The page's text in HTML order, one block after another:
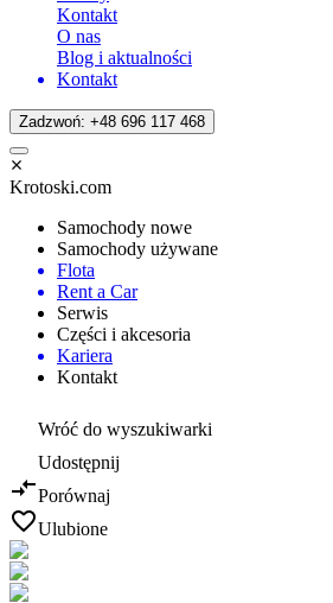
Kontakt
O nas
Blog i aktualności
Kontakt
Zadzwoń: +48 696 117 468
Krotoski.com
Samochody nowe
Samochody używane
Flota
Rent a Car
Serwis
Części i akcesoria
Kariera
Kontakt
Wróć do wyszukiwarki
Udostępnij
Porównaj
Ulubione